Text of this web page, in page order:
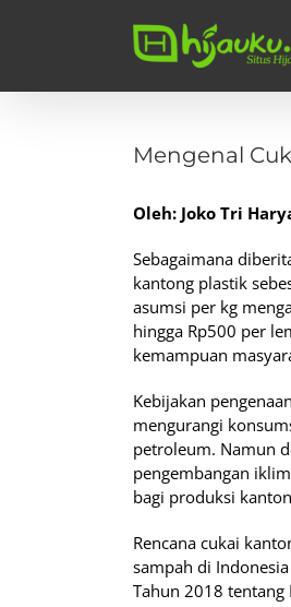
Larger
Image
Mengenal
Oleh: Joko Tri
Sebagaimana
kantong plastik
asumsi per kg
hingga Rp500 per
kemampuan
Kebijakan
mengurangi
petroleum. Namun
pengembangan
bagi produksi
Rencana cukai
sampah di
Tahun 2018 tentang